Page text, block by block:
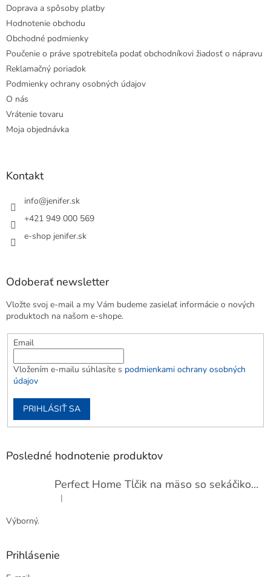
Doprava a spôsoby platby
Hodnotenie obchodu
Obchodné podmienky
Poučenie o práve spotrebiteľa podať obchodníkovi žiadosť o nápravu
Reklamačný poriadok
Podmienky ochrany osobných údajov
O nás
Vrátenie tovaru
Moja objednávka
Kontakt
info@jenifer.sk
+421 949 000 569
e-shop jenifer.sk
Odoberať newsletter
Vložte svoj e-mail a my Vám budeme zasielať informácie o nových
produktoch na našom e-shope.
Email
Vložením e-mailu súhlasíte s podmienkami ochrany osobných
údajov
PRIHLÁSIŤ SA
Posledné hodnotenie produktov
Perfect Home Tĺčik na mäso so sekáčikom, 56893
Hodnotenie produktu je 5 z 5 hviezdičiek.
|
Výborný.
Prihlásenie